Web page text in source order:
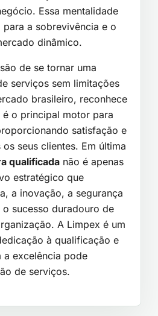
Essa mentalidade
a sobrevivência e o
dinâmico.
de se tornar uma
serviços sem limitações
brasileiro, reconhece
o principal motor para
satisfação e
seus clientes. Em última
qualificada não é apenas
estratégico que
a inovação, a segurança
sucesso duradouro de
A Limpex é um
à qualificação e
excelência pode
de serviços.